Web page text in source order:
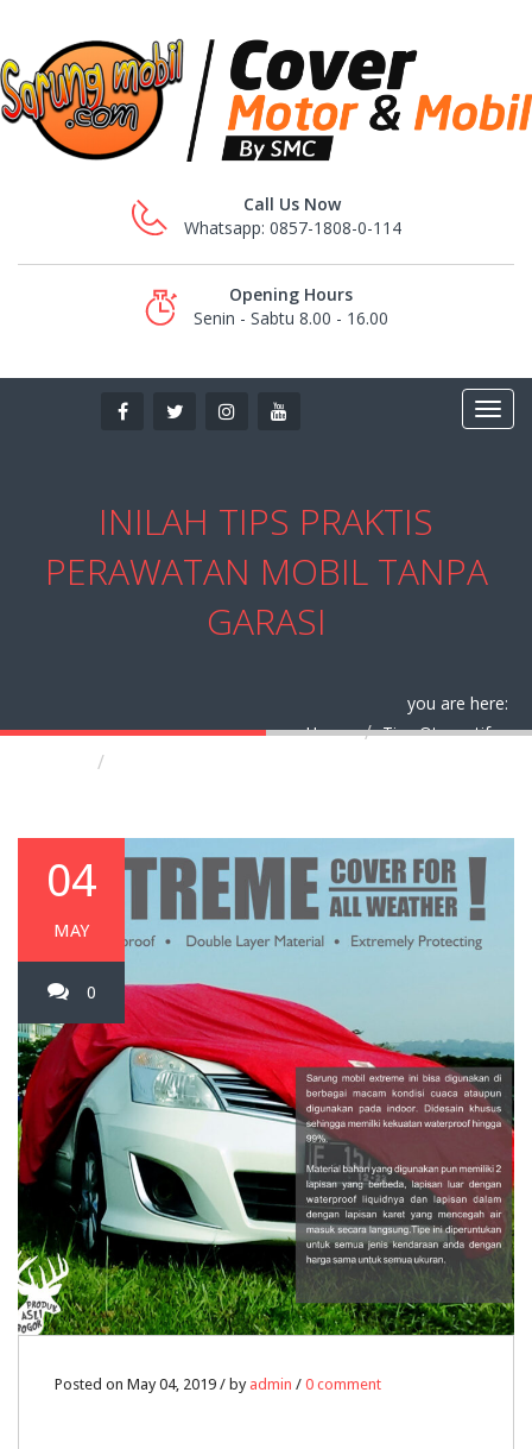
Call Us Now
Whatsapp: 0857-1808-0-114
Opening Hours
Senin - Sabtu 8.00 - 16.00
INILAH TIPS PRAKTIS
PERAWATAN MOBIL TANPA
GARASI
you are here:
Home
Tips Otomotif
04
MAY
0
Posted on May 04, 2019 / by admin / 0 comment